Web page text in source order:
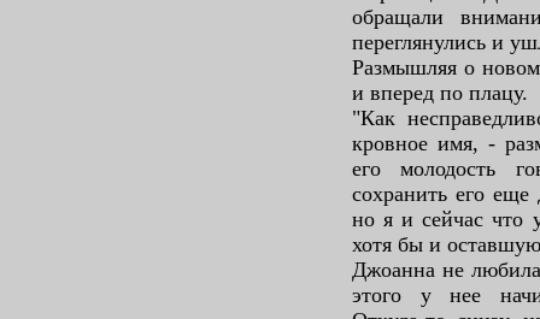
обращали
переглянулись и
Размышляя о
и вперед по плацу.
"Как
кровное имя, -
его молодость
сохранить его
но я и сейчас что
хотя бы и
Джоанна не
этого у нее